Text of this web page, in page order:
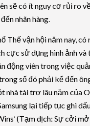
sẽ có ít nguy cơ rủi ro
nhãn hàng.
Thế vận hội năm nay, có
cực sử dụng hình ảnh và
động viên trong việc
số đó phải kể đến
nhà tài trợ lâu năm của
lại tiếp tục ghi
(Tạm dịch: Sự cởi